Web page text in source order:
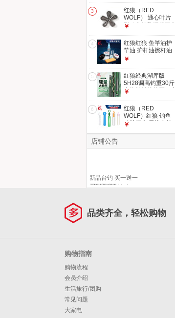
小配件 红狼通心叶
片型30g铅坠5个装
3
红狼（RED
WOLF） 通心叶片
型鸡心铅坠远投不伤
小配件 红狼通心叶
片型50g铅坠5个装
￥
4
红狼红狼 鱼竿油护
竿油 护杆油擦杆油
鱼竿保养蜡 钓鱼杆
（膏状）/浮漂保护
膜/毛巾
￥
5
红狼经典湖库版
5H28调高钓重30斤
大物竿鲢鳙竿巨鲤台
【红狼湖库鲢鳙竿】
￥
6
红狼（RED
WOLF）红狼 钓鱼
硅胶漂座 黑坑竞技
￥
店铺公告
新品台钓 买一送一
买到即赚到！！
品类齐全，轻松购物
购物指南
购物流程
会员介绍
生活旅行/团购
常见问题
大家电